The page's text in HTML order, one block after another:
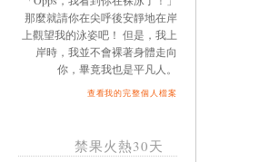
那麼就請你在尖呼後安靜地在岸
上觀望我的泳姿吧！ 但是，我上
岸時，我並不會裸著身體走向
你，畢竟我也是平凡人。
查看我的完整個人檔案
禁果火熱30天